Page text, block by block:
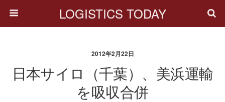
LOGISTICS TODAY
2012年2月22日
日本サイロ（千葉）、美浜運輸
を吸収合併